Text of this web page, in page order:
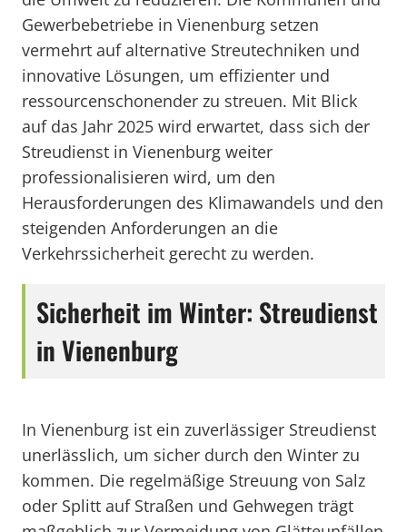
Gewerbebetriebe in Vienenburg setzen
vermehrt auf alternative Streutechniken und
innovative Lösungen, um effizienter und
ressourcenschonender zu streuen. Mit Blick
auf das Jahr 2025 wird erwartet, dass sich der
Streudienst in Vienenburg weiter
professionalisieren wird, um den
Herausforderungen des Klimawandels und den
steigenden Anforderungen an die
Verkehrssicherheit gerecht zu werden.
Sicherheit im Winter: Streudienst
in Vienenburg
In Vienenburg ist ein zuverlässiger Streudienst
unerlässlich, um sicher durch den Winter zu
kommen. Die regelmäßige Streuung von Salz
oder Splitt auf Straßen und Gehwegen trägt